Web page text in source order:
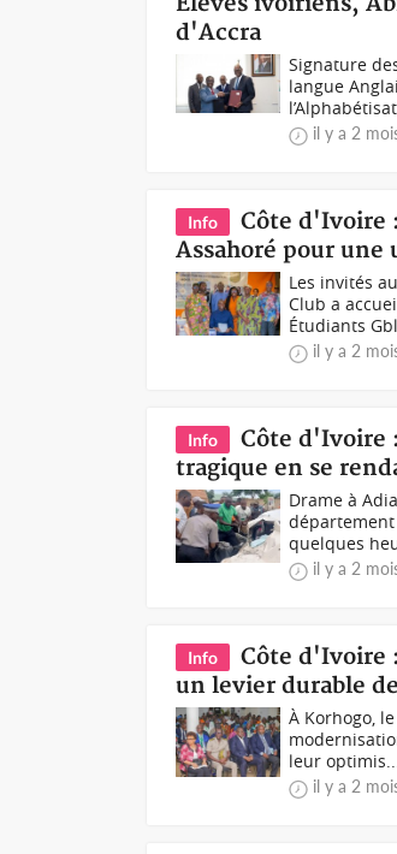
d'Accra
Signature
langue
il y a 2
Info
Côte d'Ivoire
Assahoré pour une
Les invités
Club a
Étudiants
il y a 2
Info
Côte d'Ivoire
tragique en se
Drame à
département
quelques
il y a 2
Info
Côte d'Ivoire
un levier durable
À Korhogo,
leur
il y a 2